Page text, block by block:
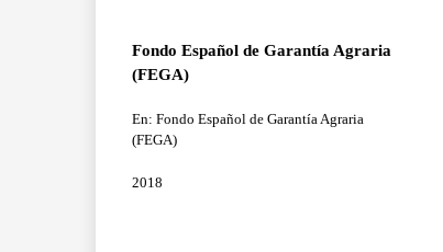
Fondo Español de Garantía Agraria
(FEGA)
En: Fondo Español de Garantía Agraria
(FEGA)
2018